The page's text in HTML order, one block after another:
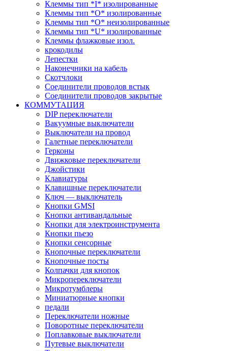
Клеммы тип *I* изолированные
Клеммы тип *O* изолированные
Клеммы тип *O* неизолированные
Клеммы тип *U* изолированные
Клеммы флажковые изол.
крокодилы
Лепестки
Наконечники на кабель
Скотчлоки
Соединители проводов встык
Соединители проводов закрытые
КОММУТАЦИЯ
DIP переключатели
Вакуумные выключатели
Выключатели на провод
Галетные переключатели
Герконы
Движковые переключатели
Джойстики
Клавиатуры
Клавишные переключатели
Ключ — выключатель
Кнопки GMSI
Кнопки антивандальные
Кнопки для электроинструмента
Кнопки пьезо
Кнопки сенсорные
Кнопочные переключатели
Кнопочные посты
Колпачки для кнопок
Микропереключатели
Микротумблеры
Миниатюрные кнопки
педали
Переключатели ножные
Поворотные переключатели
Поплавковые выключатели
Путевые выключатели